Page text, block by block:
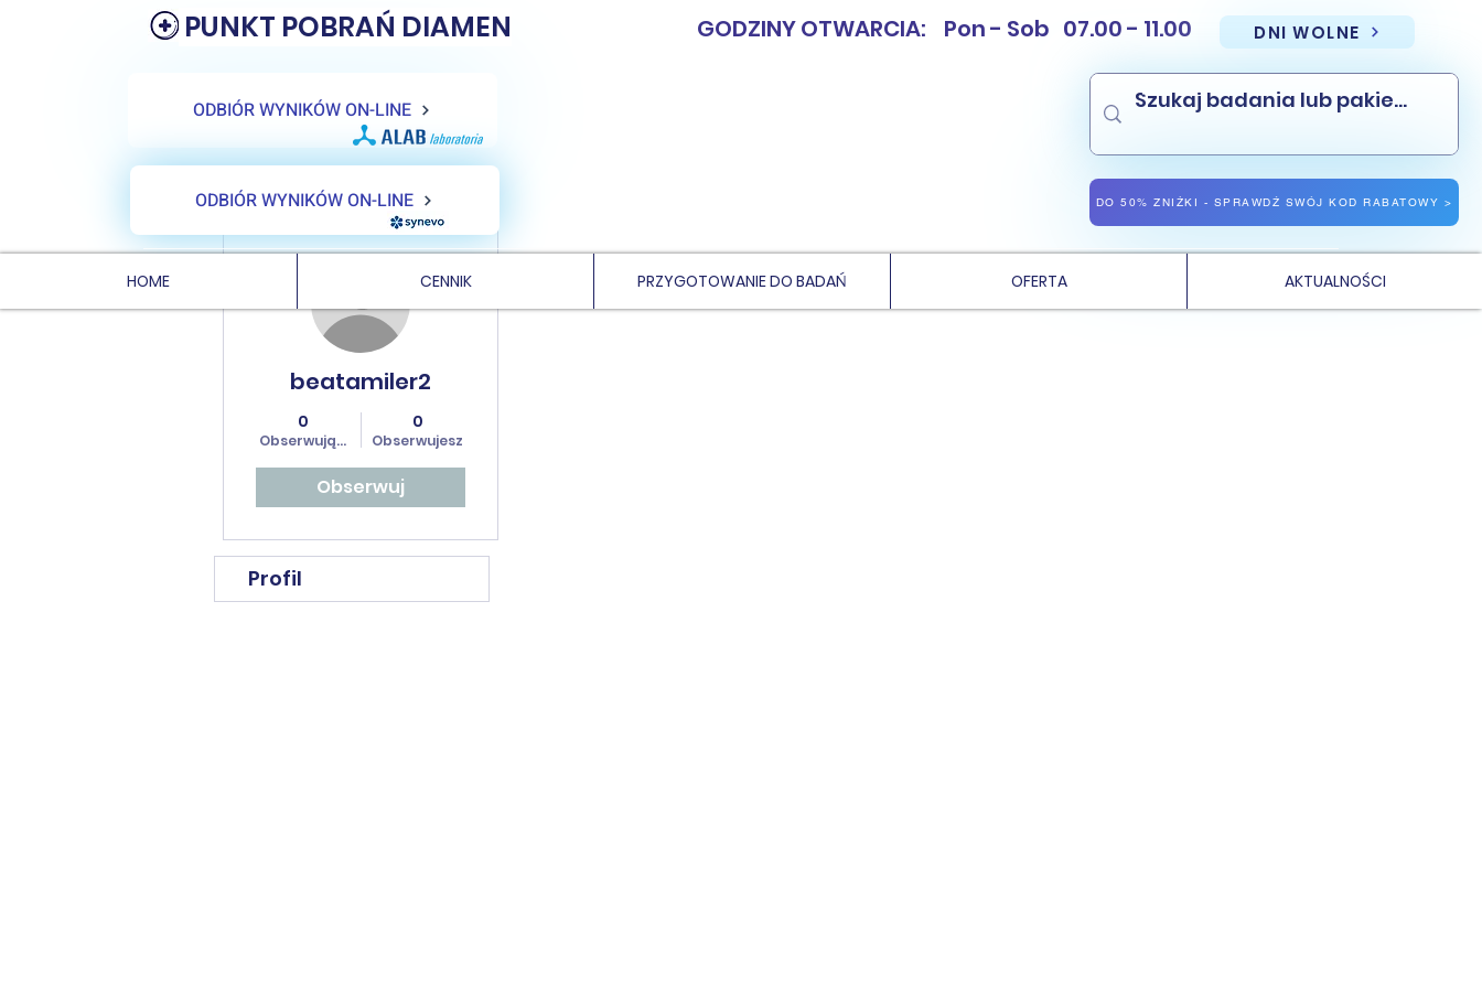
ODBIÓR WYNIKÓW ON-LINE
PUNKT POBRAŃ DIAMEN GODZINY OTWARCIA: Pon - Sob 07.00 - 11.00
ODBIÓR WYNIKÓW ON-LINE
DNI WOLNE
DO 50% ZNIŻKI - SPRAWDŹ SWÓJ KOD RABATOWY >
HOME CENNIK PRZYGOTOWANIE DO BADAŃ OFERTA AKTUALNOŚCI
beatamiler2
0
Obserwujących
0
Obserwujesz
Obserwuj
Więcej działań
Profil